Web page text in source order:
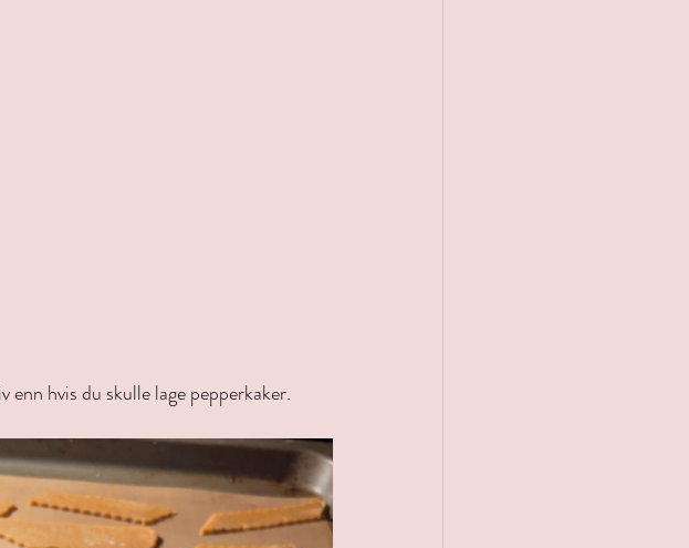
hvis du skulle lage pepperkaker.